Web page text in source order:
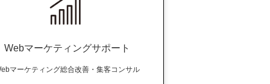
Webマーケティングサポート
マーケティング総合改善・集客コンサル